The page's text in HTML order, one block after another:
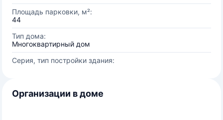
Площадь парковки, м²:
44
Тип дома:
Многоквартирный дом
Серия, тип постройки здания:
Организации в доме